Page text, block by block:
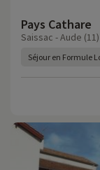
Pays Cathare
Saissac - Aude (11)
Séjour en Formule